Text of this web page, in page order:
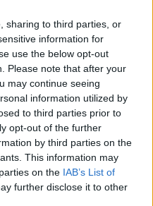
sharing to third parties, or
information for
use the below opt-out
Please note that after your
may continue seeing
information utilized by
to third parties prior to
opt-out of the further
by third parties on the
This information may
on the IAB’s List of
further disclose it to other